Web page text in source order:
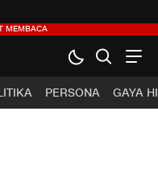
PERSONA GAYA